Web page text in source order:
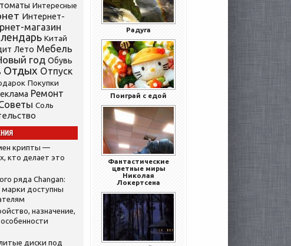
Интересные
Интернет-
магазин
Китай
Лето Мебель
год Обувь
Отдых Отпуск
Покупки
Ремонт
Соль
крипты —
кто делает это
ряда Changan:
доступны
назначение,
диски под
Радуга
Поиграй с едой
Фантастические
цветные миры
Николая
Локертсена